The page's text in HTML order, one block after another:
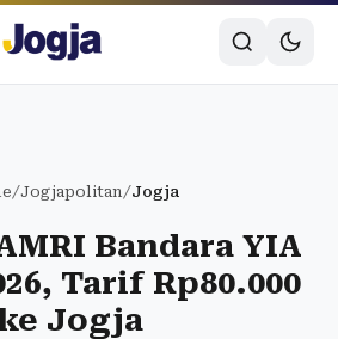
/Jogjapolitan/Jogja
Bandara YIA
Tarif Rp80.000
Jogja